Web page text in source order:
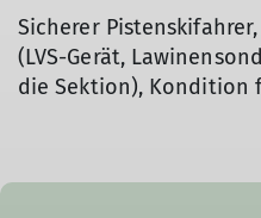
Sicherer
(LVS-Gerät,
die Sektion), Kondition